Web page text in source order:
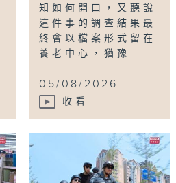
知如何開口，又聽說
這件事的調查結果最
終會以檔案形式留在
養老中心，猶豫...
05/08/2026
收看